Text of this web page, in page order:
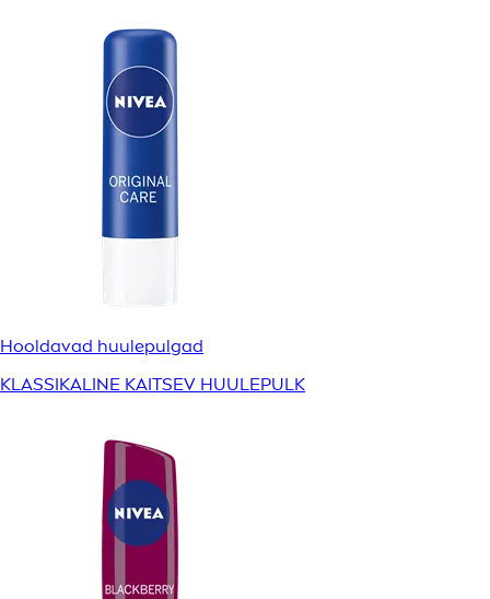
Hooldavad huulepulgad
KLASSIKALINE KAITSEV HUULEPULK